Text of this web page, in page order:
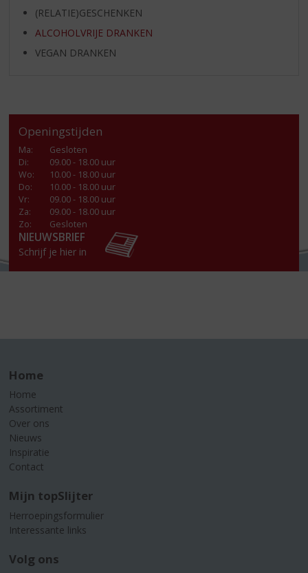
(RELATIE)GESCHENKEN
ALCOHOLVRIJE DRANKEN
VEGAN DRANKEN
Openingstijden
Ma:
Gesloten
Di:
09.00 - 18.00 uur
Wo:
10.00 - 18.00 uur
Do:
10.00 - 18.00 uur
Vr:
09.00 - 18.00 uur
Za:
09.00 - 18.00 uur
Zo:
Gesloten
NIEUWSBRIEF
Schrijf je hier in
Home
Home
Assortiment
Over ons
Nieuws
Inspiratie
Contact
Mijn topSlijter
Herroepingsformulier
Interessante links
Volg ons